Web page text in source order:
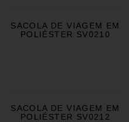
SACOLA DE VIAGEM EM
POLIÉSTER SV0210
SACOLA DE VIAGEM EM
POLIÉSTER SV0212